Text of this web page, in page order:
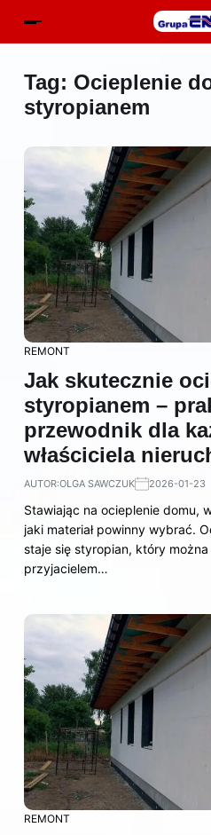
Tag: Ocieplenie
styropianem
REMONT
Jak skutecznie
styropianem –
przewodnik dla
właściciela
AUTOR:OLGA SAWCZUK 2026-01-23
Stawiając na ocieplenie domu,
jaki materiał powinny wybrać.
staje się styropian, który
przyjacielem…
REMONT